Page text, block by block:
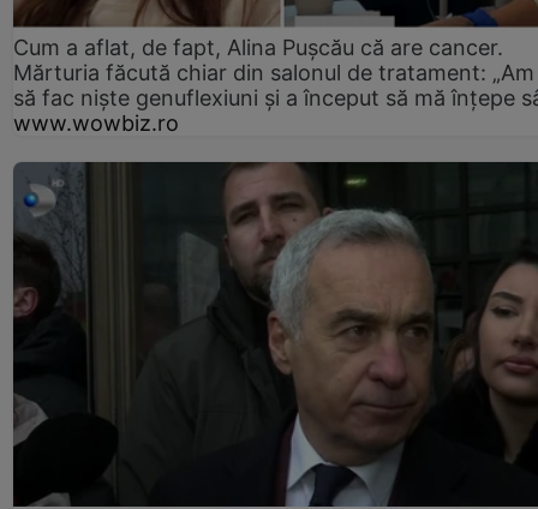
Cum a aflat, de fapt, Alina Pușcău că are cancer.
Mărturia făcută chiar din salonul de tratament:
să fac niște genuflexiuni și a început să mă înțepe
www.wowbiz.ro